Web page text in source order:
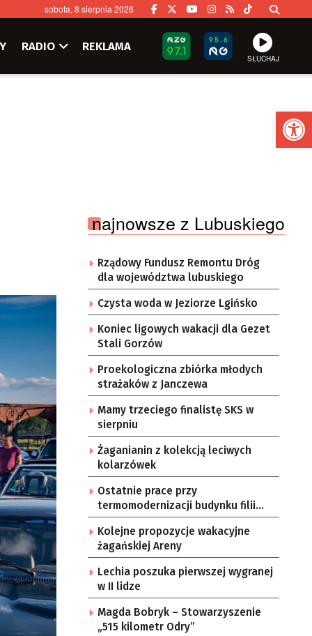
sobota, 8 sierpnia 2026
RADIO REKLAMA
SŁUCHAJ
najnowsze z Lubuskiego
Rządowy Fundusz Remontu Dróg
dla województwa lubuskiego
Czysta woda w Jeziorze Lgińsko
Koniec ligowych wakacji dla Gezet
Stali Gorzów
Proekologiczna zbiórka młodych
strażaków z Janczewa
Mamy trzeciego finalistę SKS w
sierpniu
Żaganianin z kolekcją leciwych
kolarzówek
Ostatnie prace przy
termomodernizacji budynku filii
żarskiego przedszkola Bajka
Kolejne propozycje wakacyjne
żagańskiej Areny
Lechia poszuka pierwszej wygranej
w II lidze
Magda Bobryk – Stowarzyszenie
„515 kilometr Odry”